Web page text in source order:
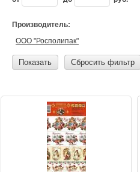
Производитель:
ООО "Росполипак"
Показать Сбросить фильтр